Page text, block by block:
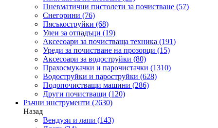
Пневматични пистолети за почистване (57)
Снегорини (76)
Пясъкоструйки (68)
Улеи за отпадъци (19)
Аксесоари за почистваща техника (191)
Уреди за почистване на прозорци (15)
Аксесоари за водоструйки (80)
Прахосмукачки и парочистачки (1310)
Водоструйки и пароструйки (628)
Подопочистващи машини (286)
Други почистващи (120)
Ръчни инструменти (2630)
Назад
Вендузи и лапи (143)